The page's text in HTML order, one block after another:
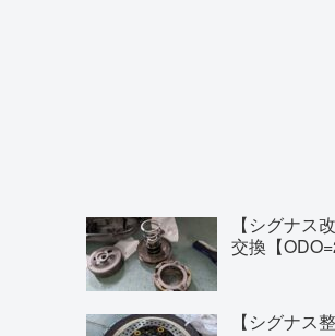
【シグナス
交換【
【シグナス